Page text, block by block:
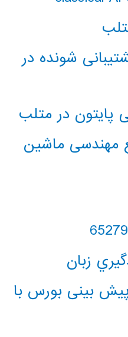
شونده در
پایتون در متلب
مهندسی ماشین
زبان
بینی بورس با